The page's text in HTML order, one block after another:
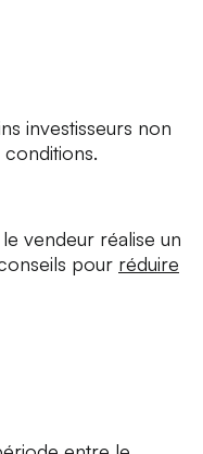
investisseurs non
conditions.
vendeur réalise un
pour réduire